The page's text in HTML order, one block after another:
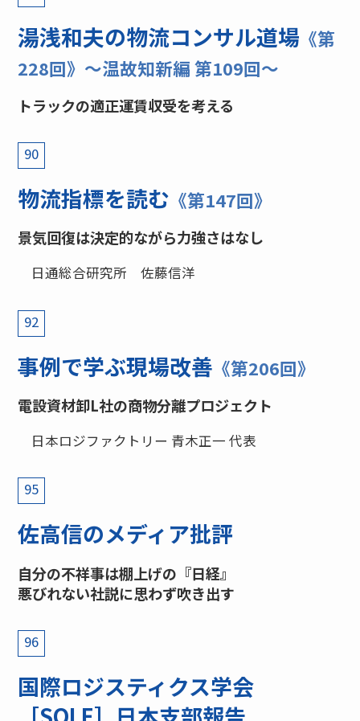
湯浅和夫の物流コンサル道場 《第
228回》〜温故知新編 第109回〜
トラックの適正運賃収受を考える
90
物流指標を読む 《第147回》
景気回復は決定的ながら力強さはなし
日通総合研究所 佐藤信洋
92
事例で学ぶ現場改善 《第206回》
電設資材卸L社の商物分離プロジェクト
日本ロジファクトリー 青木正一 代表
95
佐高信のメディア批評
自分の不祥事は棚上げの『日経』
悪びれない社説に思わず吹き出す
96
国際ロジスティクス学会